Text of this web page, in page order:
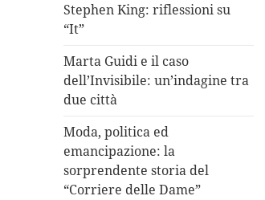
Stephen King: riflessioni su
“It”
Marta Guidi e il caso
dell’Invisibile: un’indagine tra
due città
Moda, politica ed
emancipazione: la
sorprendente storia del
“Corriere delle Dame”